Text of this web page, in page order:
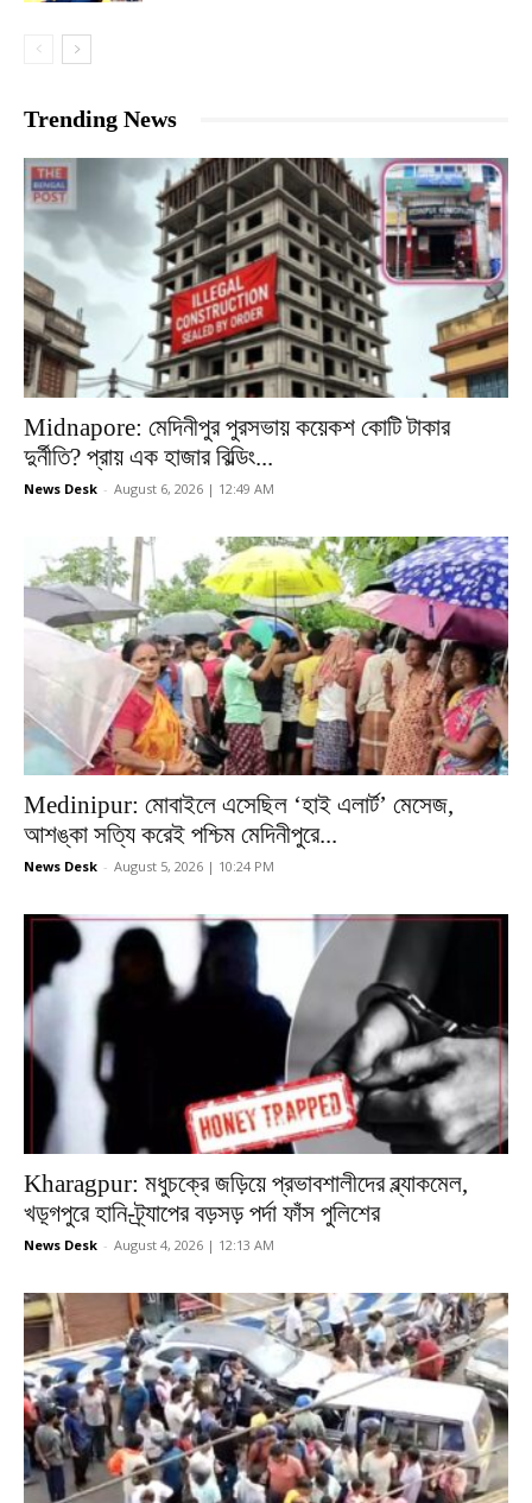
Trending News
Midnapore: মেদিনীপুর পুরসভায় কয়েকশ কোটি টাকার
দুর্নীতি? প্রায় এক হাজার বিল্ডিং...
News Desk - August 6, 2026 | 12:49 AM
Medinipur: মোবাইলে এসেছিল ‘হাই এলার্ট’ মেসেজ,
আশঙ্কা সত্যি করেই পশ্চিম মেদিনীপুরে...
News Desk - August 5, 2026 | 10:24 PM
Kharagpur: মধুচক্রে জড়িয়ে প্রভাবশালীদের ব্ল্যাকমেল,
খড়্গপুরে হানি-ট্র্যাপের বড়সড় পর্দা ফাঁস পুলিশের
News Desk - August 4, 2026 | 12:13 AM